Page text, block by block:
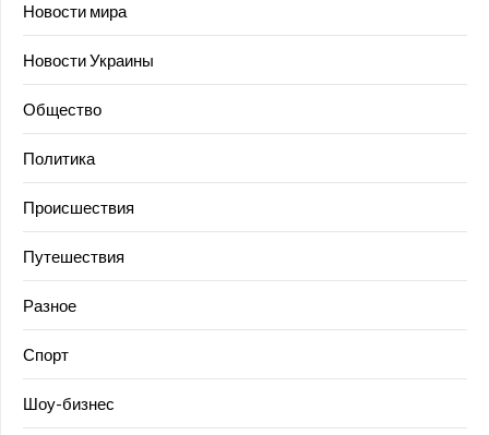
Новости мира
Новости Украины
Общество
Политика
Происшествия
Путешествия
Разное
Спорт
Шоу-бизнес